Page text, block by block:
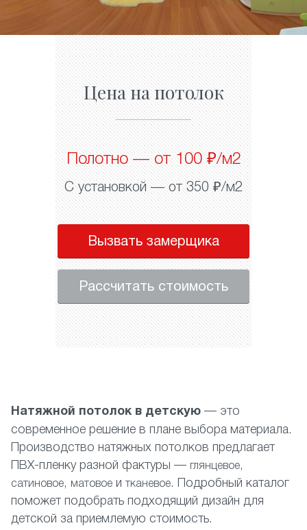
Цена на потолок
Полотно — от 100 ₽/м2
С установкой — от 350 ₽/м2
Вызвать замерщика
Рассчитать стоимость
Натяжной потолок в детскую — это
современное решение в плане выбора материала.
Производство натяжных потолков предлагает
ПВХ-пленку разной фактуры — глянцевое,
сатиновое, матовое итканевое. Подробный каталог
поможет подобрать подходящий дизайн для
детской за приемлемую стоимость.